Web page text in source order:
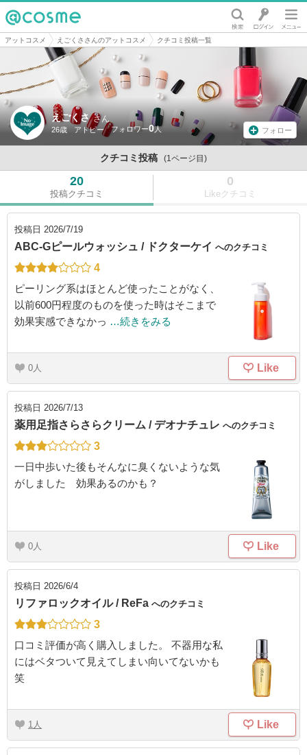
@cosme
アットコスメ えごくささんのアットコスメ クチコミ投稿一覧
えごくさ さん
26歳 アトピー 0 フォロー
クチコミ投稿 (1ページ目)
20
投稿クチコミ
0
Likeクチコミ
投稿日 2026/7/19
ABC-Gピールウォッシュ / ドクターケイ へのクチコミ
4
ピーリング系はほとんど使ったことがなく、
以前600円程度のものを使った時はそこまで
効果実感できなかっ …続きをみる
0 Like
投稿日 2026/7/13
薬用足指さらさらクリーム / デオナチュレ へのクチコミ
3
一日中歩いた後もそんなに臭くないような気
がしました 効果あるのかも？
0 Like
投稿日 2026/6/4
リファロックオイル / ReFa へのクチコミ
3
口コミ評価が高く購入しました。 不器用な私
にはベタついて見えてしまい向いてないかも
笑
1 Like